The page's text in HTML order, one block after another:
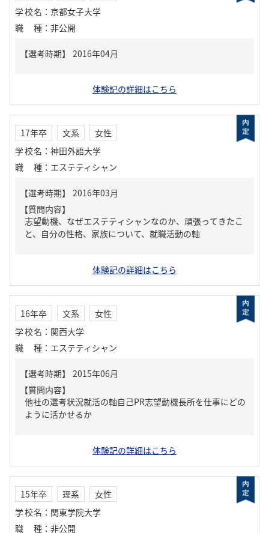
学校名 ： 京都女子大学
職種 ： 非公開
体験記の詳細はこちら
17年卒 文系
女性
学校名 ： 神田外語大学
職種 ： エステティシャン
【質問内容】
志望動機、なぜエステティシャンなのか、頑張ってきたこ
と、自分の性格、家族について、就職活動の軸
体験記の詳細はこちら
16年卒 文系
女性
学校名 ： 関西大学
職種 ： エステティシャン
【質問内容】
他社の選考状況就活の軸自己PR志望動機長所を仕事にどの
ように活かせるか
体験記の詳細はこちら
15年卒 理系
女性
学校名 ： 関東学院大学
職種 ： 非公開